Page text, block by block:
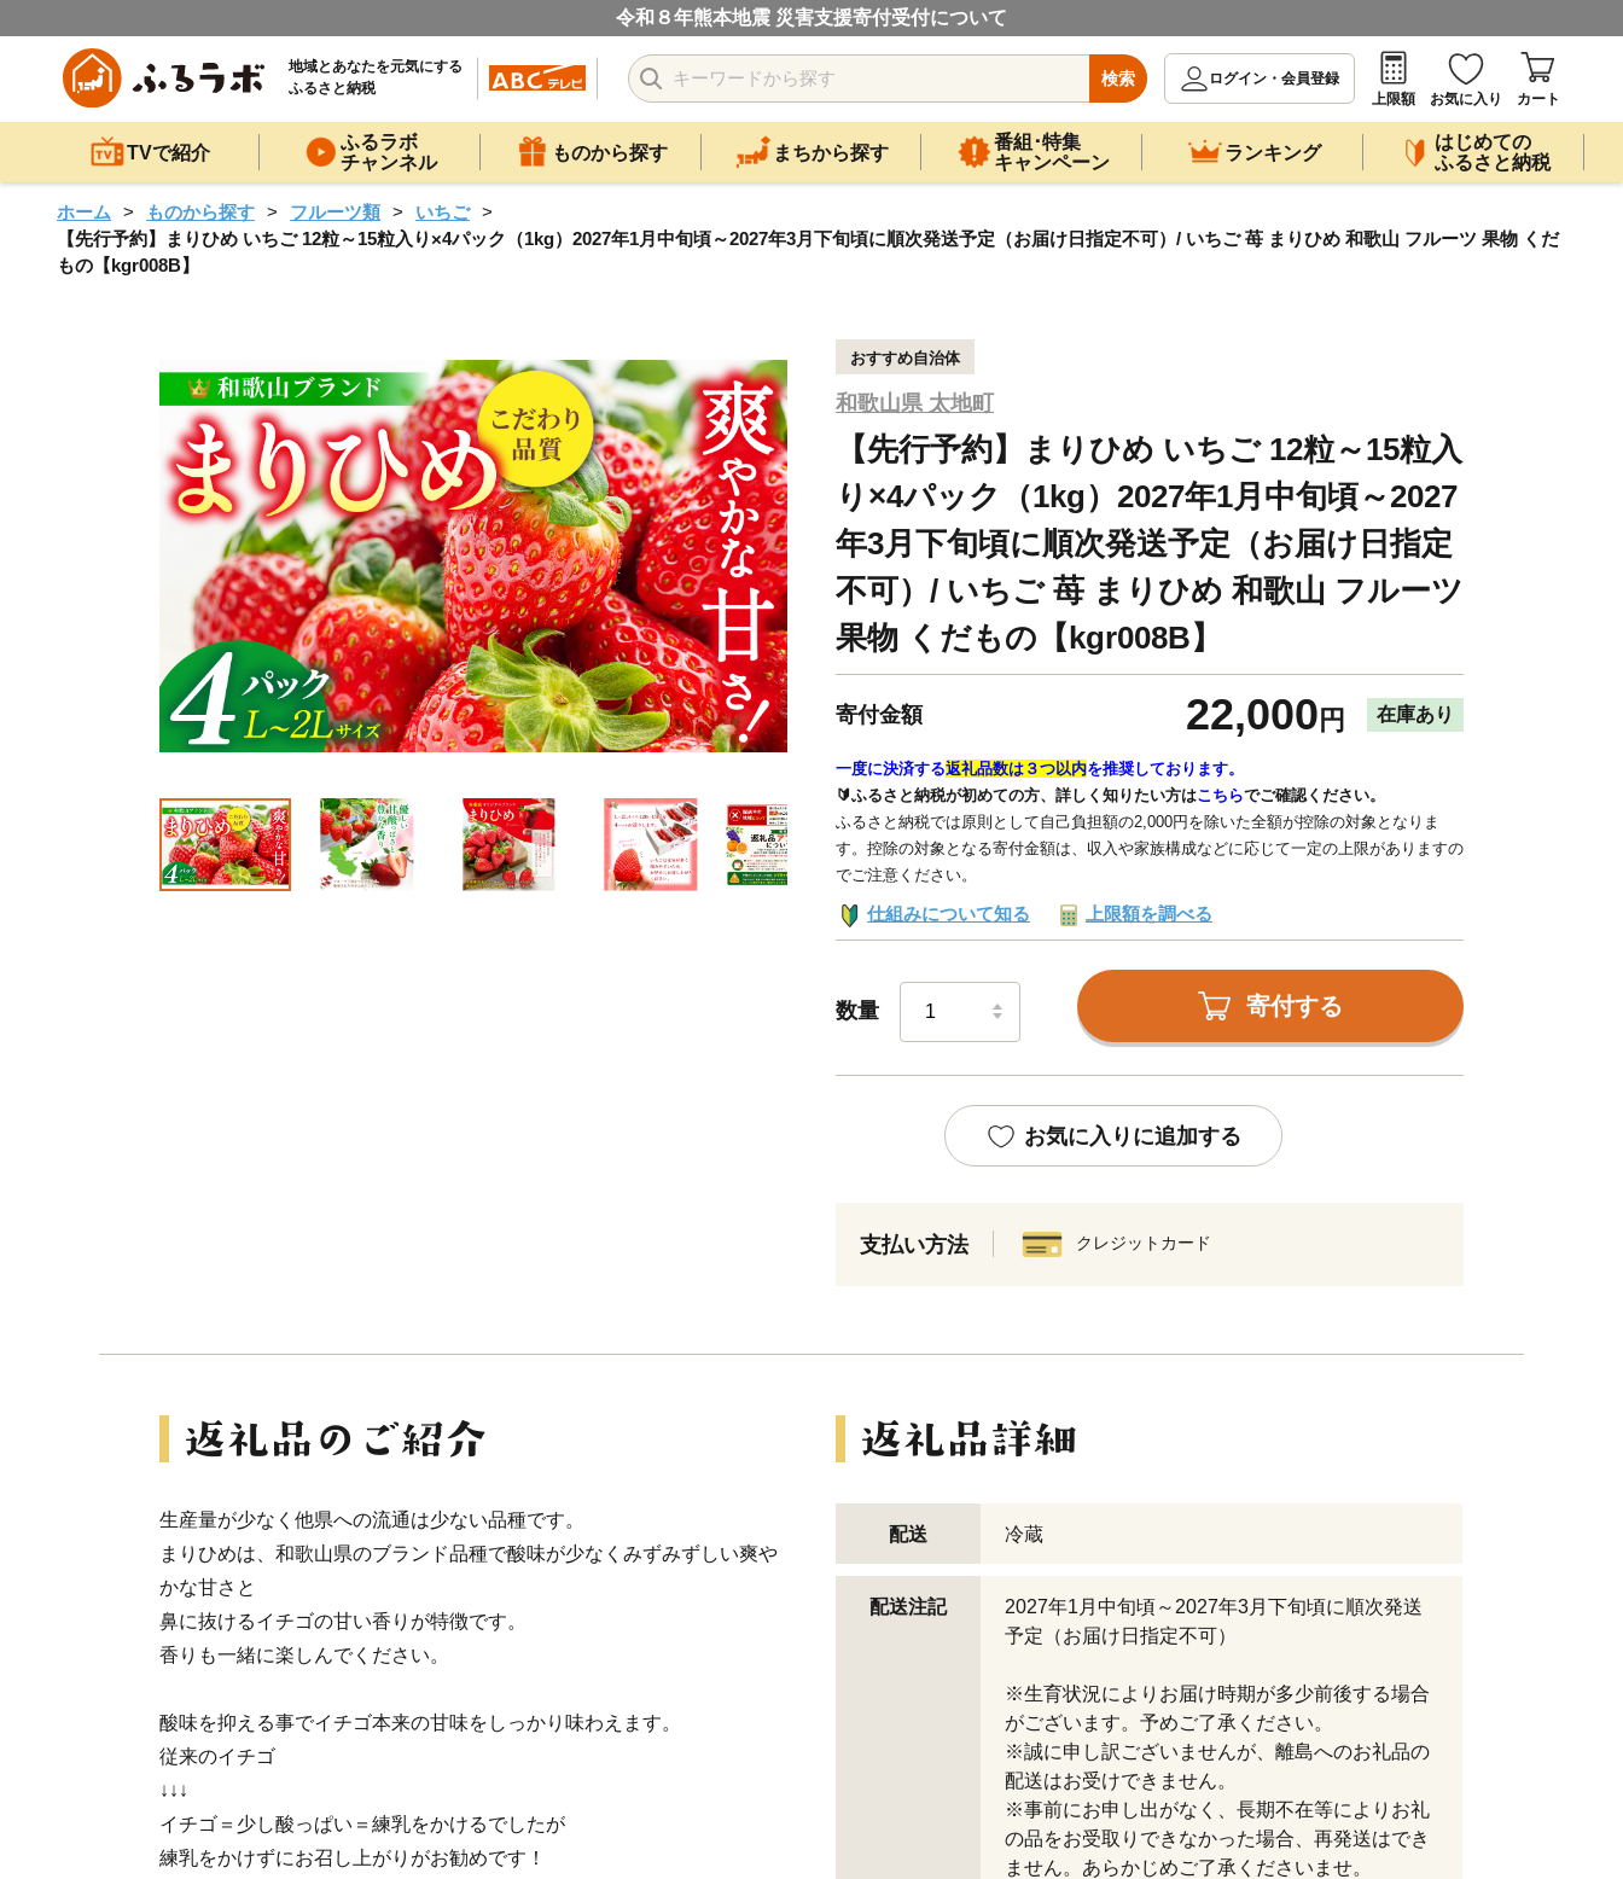
令和８年熊本地震 災害支援寄付受付について
地域とあなたを元気にする
ふるさと納税
検索
ログイン・会員登録
上限額
お気に入り カート
TVで紹介
ふるラボ
チャンネル
ものから探す まちから探す
番組･特集
キャンペーン
ランキング
はじめての
ふるさと納税
ホーム ものから探す フルーツ類
いちご
【先行予約】まりひめ いちご 12粒～15粒入り×4パック（1kg）2027年1月中旬頃～2027年3月下旬頃に順次発送予定（お届け日指定不可）/ いちご 苺 まりひめ 和歌山 フルーツ 果物 くだ
もの【kgr008B】
おすすめ自治体
和歌山県 太地町
【先行予約】まりひめ いちご 12粒～15粒入
り×4パック（1kg）2027年1月中旬頃～2027
年3月下旬頃に順次発送予定（お届け日指定
不可）/ いちご 苺 まりひめ 和歌山 フルーツ
果物 くだもの【kgr008B】
寄付金額 22,000 円 在庫あり
一度に決済する返礼品数は３つ以内を推奨しております。
🔰ふるさと納税が初めての方、詳しく知りたい方はこちらでご確認ください。
ふるさと納税では原則として自己負担額の2,000円を除いた全額が控除の対象となりま
す。控除の対象となる寄付金額は、収入や家族構成などに応じて一定の上限がありますの
でご注意ください。
仕組みについて知る 上限額を調べる
数量 寄付する
お気に入りに追加する
支払い方法 クレジットカード
生産量が少なく他県への流通は少ない品種です。
まりひめは、和歌山県のブランド品種で酸味が少なくみずみずしい爽や
かな甘さと
鼻に抜けるイチゴの甘い香りが特徴です。
香りも一緒に楽しんでください。
酸味を抑える事でイチゴ本来の甘味をしっかり味わえます。
従来のイチゴ
↓↓↓
イチゴ＝少し酸っぱい＝練乳をかけるでしたが
練乳をかけずにお召し上がりがお勧めです！
配送 冷蔵
配送注記
2027年1月中旬頃～2027年3月下旬頃に順次発送
予定（お届け日指定不可）
※生育状況によりお届け時期が多少前後する場合
がございます。予めご了承ください。
※誠に申し訳ございませんが、離島へのお礼品の
配送はお受けできません。
※事前にお申し出がなく、長期不在等によりお礼
の品をお受取りできなかった場合、再発送はでき
ません。あらかじめご了承くださいませ。